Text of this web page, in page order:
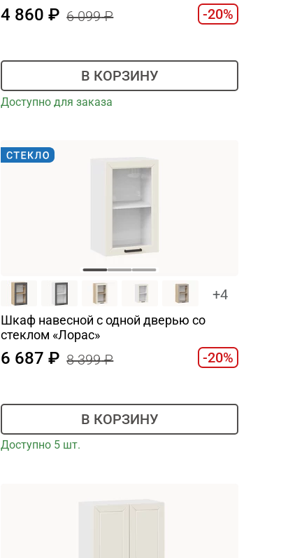
4 860 6 099 -20%
В КОРЗИНУ
Доступно для заказа
+4
Шкаф навесной c одной дверью со
стеклом «Лорас»
6 687 8 399 -20%
В КОРЗИНУ
Доступно 5 шт.